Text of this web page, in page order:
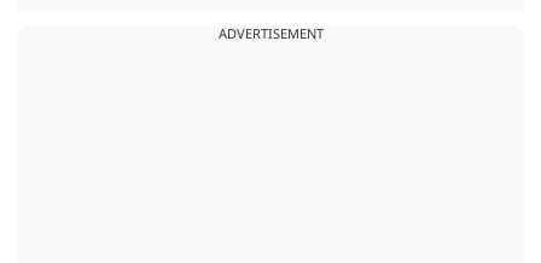
ADVERTISEMENT